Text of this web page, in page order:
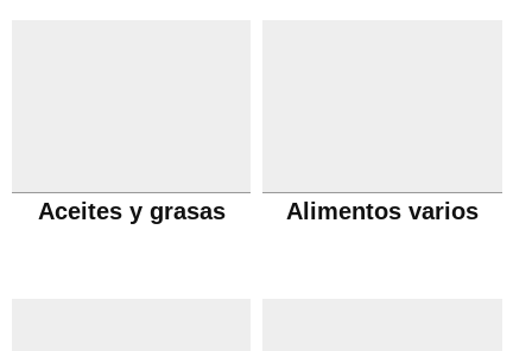
Aceites y grasas Alimentos varios